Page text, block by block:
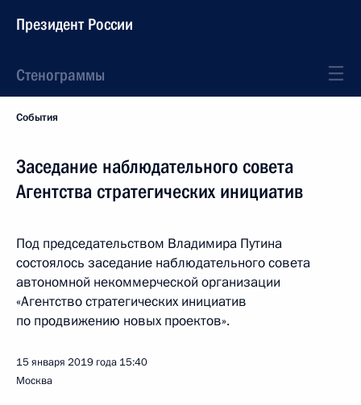
Президент России
Стенограммы
События
Заседание наблюдательного совета
Агентства стратегических инициатив
Под председательством Владимира Путина
состоялось заседание наблюдательного совета
автономной некоммерческой организации
«Агентство стратегических инициатив
по продвижению новых проектов».
15 января 2019 года 15:40
Москва